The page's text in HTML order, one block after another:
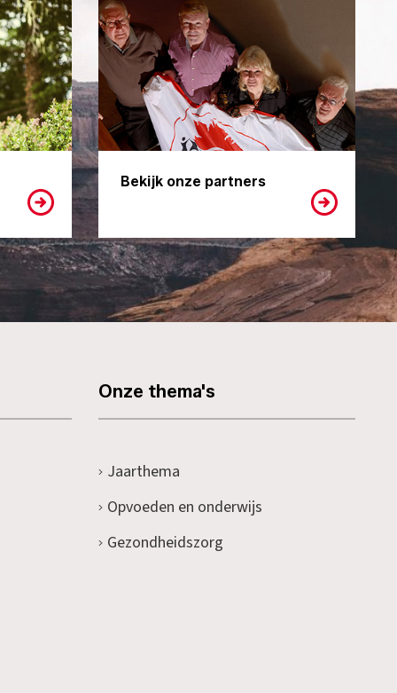
Bekijk onze partners
Onze thema's
Jaarthema
Opvoeden en onderwijs
Gezondheidszorg